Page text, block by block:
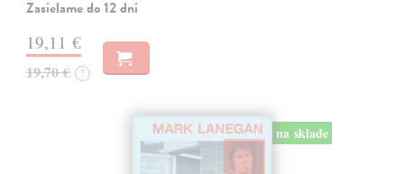
Zasielame do 12 dní
19,11 €
19,70 € ?
na sklade